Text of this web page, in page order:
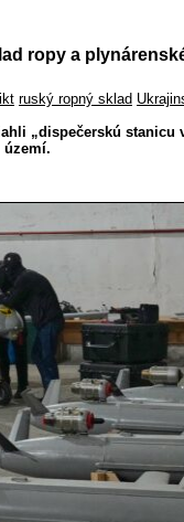
ropy a
ruský ropný sklad
„dispečerskú stanicu
území.